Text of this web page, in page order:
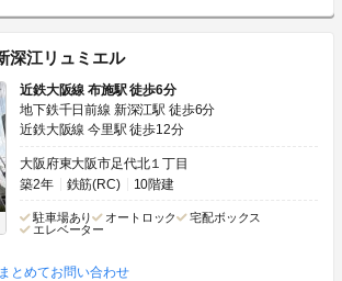
深江リュミエル
近鉄大阪線 布施駅 徒歩6分
地下鉄千日前線 新深江駅 徒歩6分
近鉄大阪線 今里駅 徒歩12分
大阪府東大阪市足代北１丁目
築2年
鉄筋(RC) 10階建
駐車場あり オートロック
宅配ボックス
エレベーター
とめてお問い合わせ